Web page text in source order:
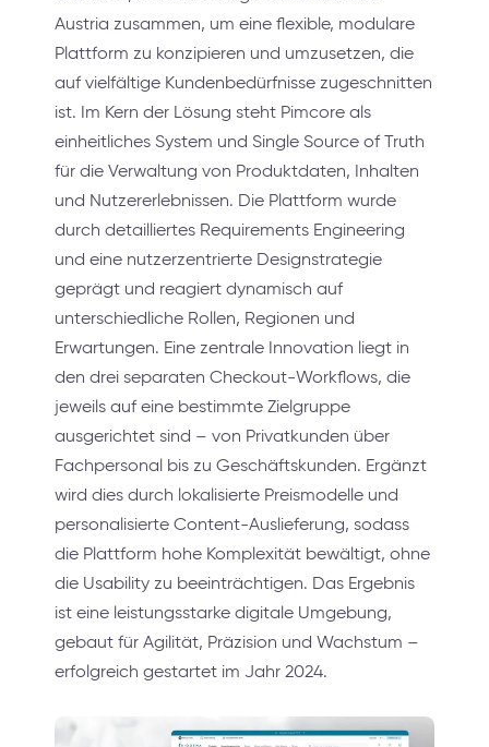
Austria zusammen, um eine flexible, modulare
Plattform zu konzipieren und umzusetzen, die
auf vielfältige Kundenbedürfnisse zugeschnitten
ist. Im Kern der Lösung steht Pimcore als
einheitliches System und Single Source of Truth
für die Verwaltung von Produktdaten, Inhalten
und Nutzererlebnissen. Die Plattform wurde
durch detailliertes Requirements Engineering
und eine nutzerzentrierte Designstrategie
geprägt und reagiert dynamisch auf
unterschiedliche Rollen, Regionen und
Erwartungen. Eine zentrale Innovation liegt in
den drei separaten Checkout-Workflows, die
jeweils auf eine bestimmte Zielgruppe
ausgerichtet sind – von Privatkunden über
Fachpersonal bis zu Geschäftskunden. Ergänzt
wird dies durch lokalisierte Preismodelle und
personalisierte Content-Auslieferung, sodass
die Plattform hohe Komplexität bewältigt, ohne
die Usability zu beeinträchtigen. Das Ergebnis
ist eine leistungsstarke digitale Umgebung,
gebaut für Agilität, Präzision und Wachstum –
erfolgreich gestartet im Jahr 2024.